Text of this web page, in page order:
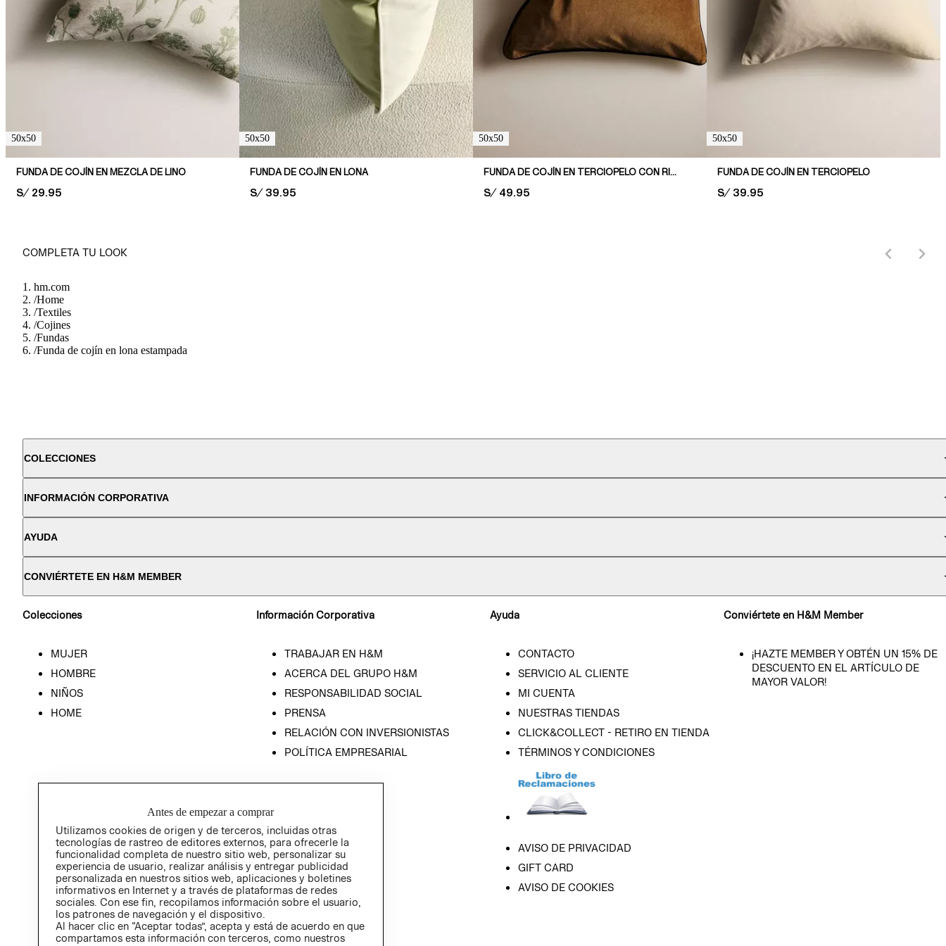
50x50
FUNDA DE COJÍN EN MEZCLA DE LINO
PRICE:
S/ 29.95
50x50
FUNDA DE COJÍN EN LONA
PRICE:
S/ 39.95
50x50
FUNDA DE COJÍN EN TERCIOPELO CON RIBETE DECORATIVO
PRICE:
S/ 49.95
50x50
FUNDA DE COJÍN EN TERCIOPELO
PRICE:
S/ 39.95
COMPLETA TU LOOK
hm.com
/Home
/Textiles
/Cojines
/Fundas
/Funda de cojín en lona estampada
COLECCIONES
INFORMACIÓN CORPORATIVA
AYUDA
CONVIÉRTETE EN H&M MEMBER
Colecciones
MUJER
HOMBRE
NIÑOS
HOME
Información Corporativa
TRABAJAR EN H&M
ACERCA DEL GRUPO H&M
RESPONSABILIDAD SOCIAL
PRENSA
RELACIÓN CON INVERSIONISTAS
POLÍTICA EMPRESARIAL
Ayuda
CONTACTO
SERVICIO AL CLIENTE
MI CUENTA
NUESTRAS TIENDAS
CLICK&COLLECT - RETIRO EN TIENDA
TÉRMINOS Y CONDICIONES
AVISO DE PRIVACIDAD
GIFT CARD
AVISO DE COOKIES
Conviértete en H&M Member
¡HAZTE MEMBER Y OBTÉN UN 15% DE
DESCUENTO EN EL ARTÍCULO DE
MAYOR VALOR!
Antes de empezar a comprar
Utilizamos cookies de origen y de terceros, incluidas otras
tecnologías de rastreo de editores externos, para ofrecerle la
funcionalidad completa de nuestro sitio web, personalizar su
experiencia de usuario, realizar análisis y entregar publicidad
personalizada en nuestros sitios web, aplicaciones y boletines
informativos en Internet y a través de plataformas de redes
sociales. Con ese fin, recopilamos información sobre el usuario,
los patrones de navegación y el dispositivo.
Al hacer clic en “Aceptar todas”, acepta y está de acuerdo en que
compartamos esta información con terceros, como nuestros